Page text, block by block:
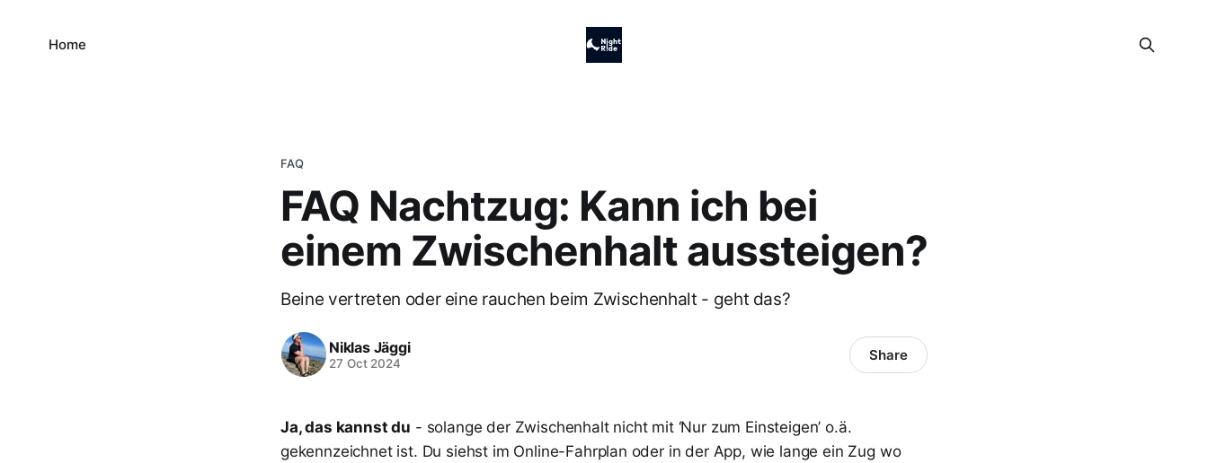
Home
FAQ
FAQ Nachtzug: Kann ich bei
einem Zwischenhalt aussteigen?
Beine vertreten oder eine rauchen beim Zwischenhalt - geht das?
Niklas Jäggi
27 Oct 2024 Share
Ja, das kannst du - solange der Zwischenhalt nicht mit ‘Nur zum Einsteigen’ o.ä.
gekennzeichnet ist. Du siehst im Online-Fahrplan oder in der App, wie lange ein Zug wo